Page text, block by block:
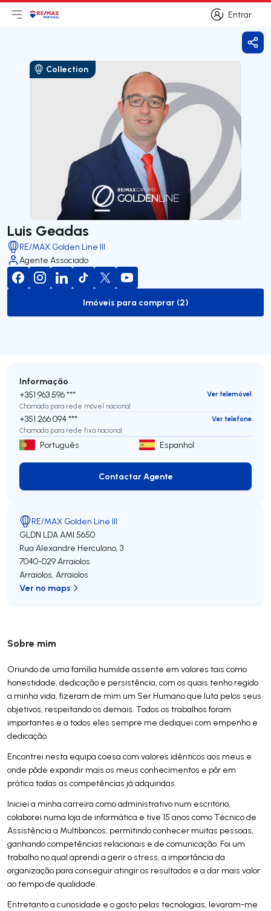
Entrar
Entrar
Abri menu principal
LogoIr para página inicial
Collection
Luis Geadas
RE/MAX Golden Line III
Agente Associado
to-buy-listing
Imóveis para comprar (2)
Sobre mim
Oriundo de uma família humilde assente em valores tais como
honestidade, dedicação e persistência, com os quais tenho regido
a minha vida, fizeram de mim um Ser Humano que luta pelos seus
objetivos, respeitando os demais. Todos os trabalhos foram
importantes e a todos eles sempre me dediquei com empenho e
dedicação.
Encontrei nesta equipa coesa com valores idênticos aos meus e
onde pôde expandir mais os meus conhecimentos e pôr em
prática todas as competências já adquiridas.
Iniciei a minha carreira como administrativo num escritório,
colaborei numa loja de informática e tive 15 anos como Técnico de
Assistência a Multibancos, permitindo conhecer muitas pessoas,
ganhando competências relacionais e de comunicação. Foi um
trabalho no qual aprendi a gerir o stress, a importância da
organização para conseguir atingir os resultados e a dar mais valor
ao tempo de qualidade.
Entretanto a curiosidade e o gosto pelas tecnologias, levaram-me
Informação
+351 963 596 ***
Ver telemóvel
Chamada para rede móvel nacional
+351 266 094 ***
Ver telefone
Chamada para rede fixa nacional
Português Espanhol
Contactar Agente
Contactar Agente
RE/MAX Golden Line III
GLDN LDAAMI 5650
Rua Alexandre Herculano, 3
7040-029Arraiolos
Arraiolos, Arraiolos
Ver no maps